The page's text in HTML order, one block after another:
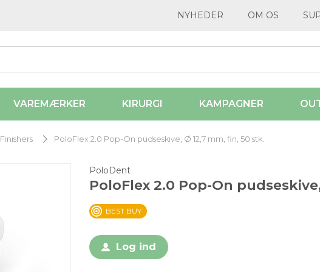
NYHEDER OM OS
VAREMÆRKER KIRURGI KAMPAGNER
Finishers PoloFlex 2.0 Pop-On pudseskive, Ø 12,7 mm, fin, 50 stk.
PoloDent
PoloFlex 2.0 Pop-On
BEST BUY
Log ind